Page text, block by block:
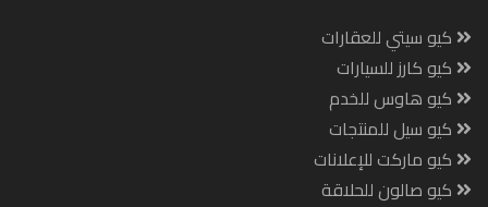
كيو سيتي للعقارات
كيو كارز للسيارات
كيو هاوس للخدم
كيو سيل للمنتجات
كيو ماركت للإعلانات
كيو صالون للحلاقة